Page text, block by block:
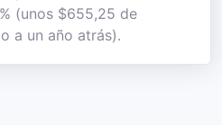
(unos $655,25 de
a un año atrás).